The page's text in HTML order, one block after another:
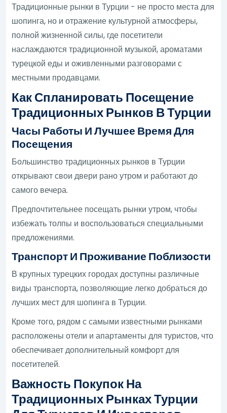
Традиционные рынки в Турции - не просто места для
шопинга, но и отражение культурной атмосферы,
полной жизненной силы, где посетители
наслаждаются традиционной музыкой, ароматами
турецкой еды и оживленными разговорами с
местными продавцами.
Как Спланировать Посещение
Традиционных Рынков В Турции
Часы Работы И Лучшее Время Для
Посещения
Большинство традиционных рынков в Турции
открывают свои двери рано утром и работают до
самого вечера.
Предпочтительнее посещать рынки утром, чтобы
избежать толпы и воспользоваться специальными
предложениями.
Транспорт И Проживание Поблизости
В крупных турецких городах доступны различные
виды транспорта, позволяющие легко добраться до
лучших мест для шопинга в Турции.
Кроме того, рядом с самыми известными рынками
расположены отели и апартаменты для туристов, что
обеспечивает дополнительный комфорт для
посетителей.
Важность Покупок На
Традиционных Рынках Турции